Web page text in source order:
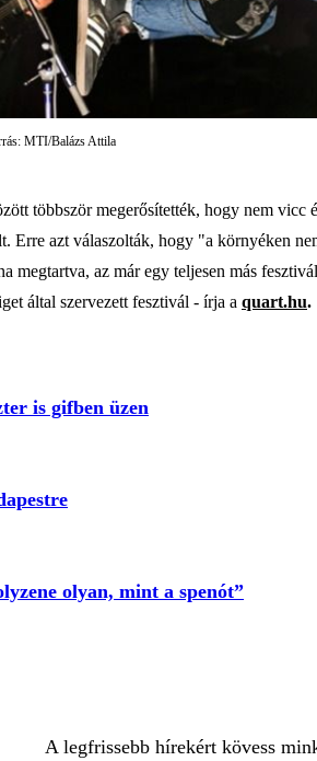
MTI/Balázs Attila
többször megerősítették, hogy nem
Erre azt válaszolták, hogy "a környéken
megtartva, az már egy teljesen más
által szervezett fesztivál - írja a quart.hu.
is gifben üzen
olyan, mint a spenót”
A legfrissebb hírekért kövess